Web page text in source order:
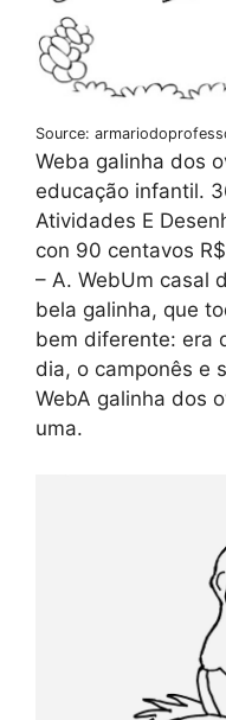
Source:
Weba galinha dos
educação infantil.
Atividades E
con 90 centavos
– A. WebUm casal
bela galinha, que
bem diferente: era
dia, o camponês e
WebA galinha dos
uma.